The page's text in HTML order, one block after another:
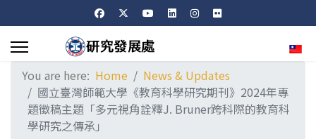
You are here: Home
News & Updates
國立臺灣師範大學《教育科學研究期刊》2024年專
題徵稿主題「多元視角詮釋J. Bruner跨科際的教育科
學研究之傳承」